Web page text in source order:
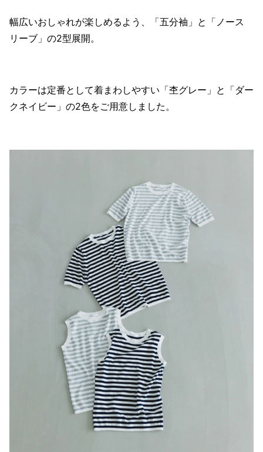
幅広いおしゃれが楽しめるよう、「五分袖」と「ノース
リーブ」の2型展開。
カラーは定番として着まわしやすい「杢グレー」と「ダー
クネイビー」の2色をご用意しました。